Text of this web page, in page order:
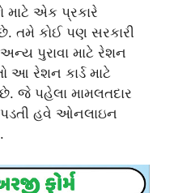
માટે એક પ્રકારે
તમે કોઈ પણ સરકારી
પુરાવા માટે રેશન
આ રેશન કાર્ડ માટે
જે પહેલા મામલતદાર
હવે ઓનલાઇન